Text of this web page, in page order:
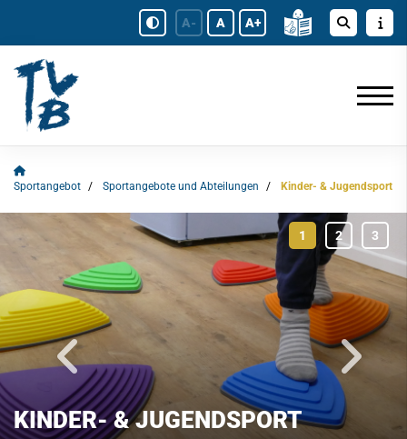
A- A A+
Sportangebot Sportangebote und Abteilungen Kinder- & Jugendsport
KINDER- & JUGENDSPORT